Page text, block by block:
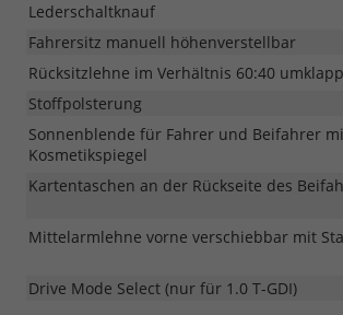
Lederschaltknauf
Fahrersitz manuell höhenverstellbar
Rücksitzlehne im Verhältnis 60:40
Stoffpolsterung
Sonnenblende für Fahrer und Beifahrer
Kosmetikspiegel
Kartentaschen an der Rückseite des
Mittelarmlehne vorne verschiebbar mit
Drive Mode Select (nur für 1.0 T-GDI)